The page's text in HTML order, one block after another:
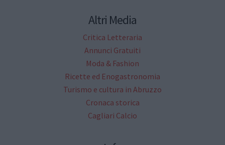
Altri Media
Critica Letteraria
Annunci Gratuiti
Moda & Fashion
Ricette ed Enogastronomia
Turismo e cultura in Abruzzo
Cronaca storica
Cagliari Calcio